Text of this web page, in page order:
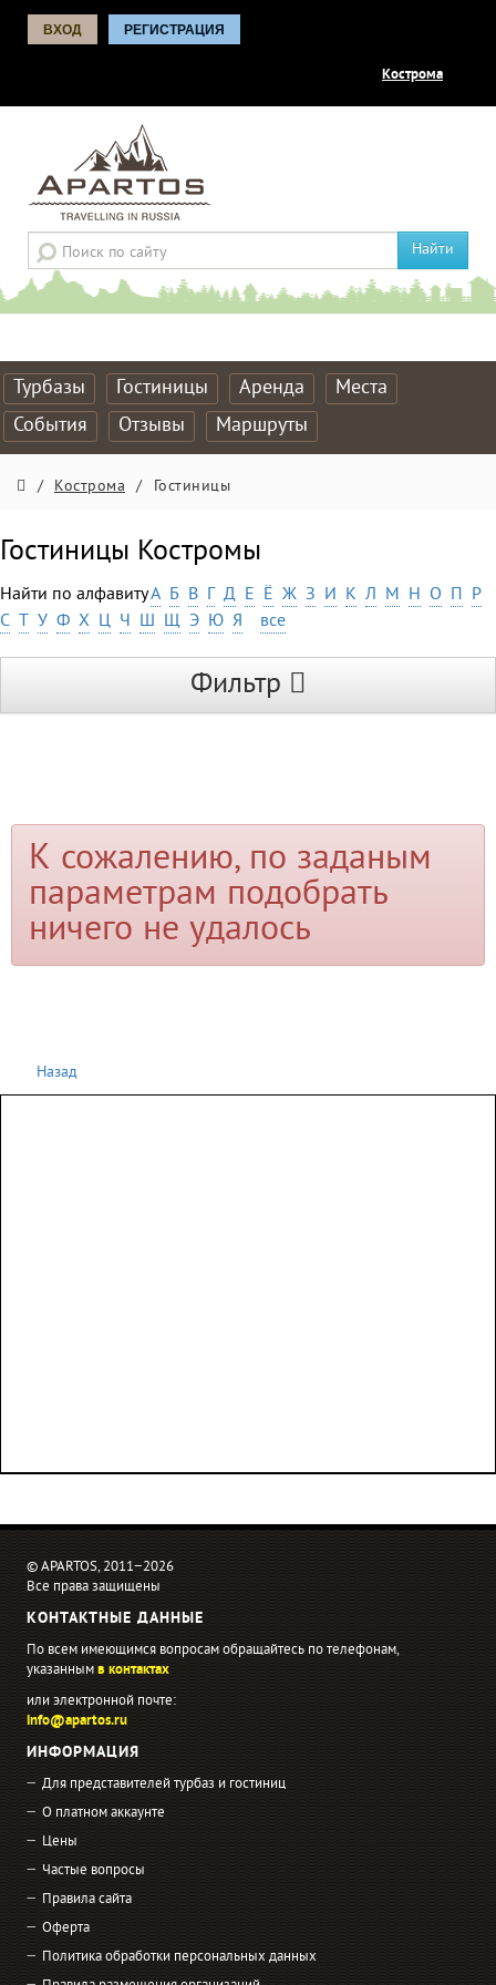
ВХОД РЕГИСТРАЦИЯ
Кострома
Найти
Турбазы Гостиницы Аренда
Места
События
Отзывы Маршруты
/ Кострома / Гостиницы
Гостиницы Костромы
Найти по алфавитуА Б В Г Д Е Ё Ж З И К Л М Н О П Р
С Т У Ф Х Ц Ч Ш Щ Э Ю Я все
Фильтр
К сожалению, по заданым
параметрам подобрать
ничего не удалось
Назад
© APARTOS, 2011−2026
Все права защищены
КОНТАКТНЫЕ ДАННЫЕ
По всем имеющимся вопросам обращайтесь по телефонам,
указаннымв контактах
или электронной почте:
info@apartos.ru
ИНФОРМАЦИЯ
Для представителей турбаз и гостиниц
О платном аккаунте
Цены
Частые вопросы
Правила сайта
Оферта
Политика обработки персональных данных